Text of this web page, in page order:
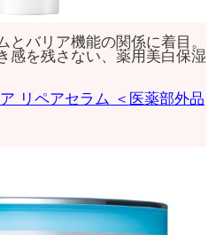
とバリア機能の関係に着目。
感を残さない、薬用美白保湿
リペアセラム ＜医薬部外品